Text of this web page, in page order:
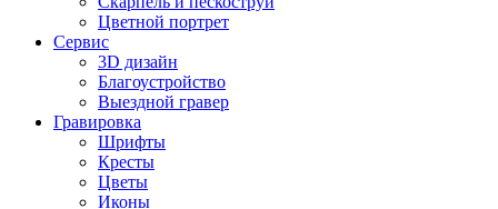
Цветной портрет
Сервис
3D дизайн
Благоустройство
Выездной гравер
Гравировка
Шрифты
Кресты
Цветы
Иконы